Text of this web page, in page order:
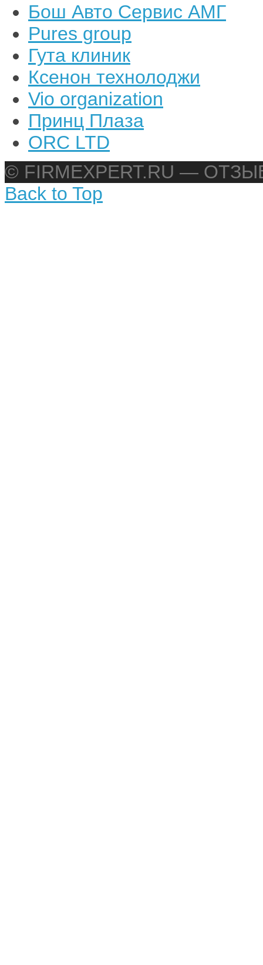
Бош Авто Сервис АМГ
Pures group
Гута клиник
Ксенон технолоджи
Vio organization
Принц Плаза
ORC LTD
© FIRMEXPERT.RU —
Back to Top